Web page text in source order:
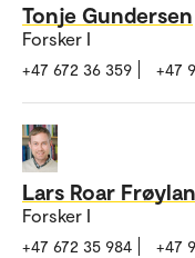
Tonje Gundersen
Forsker I
+47 672 36 359 +47
Lars Roar
Forsker I
+47 672 35 984 +47